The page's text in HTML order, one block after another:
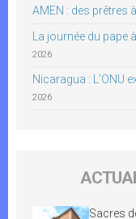
AMEN : des prêtres
La journée du pape
2026
Nicaragua : L’ONU
2026
Sacres